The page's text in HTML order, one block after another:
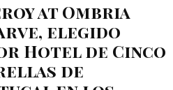
at Ombria
elegido
Hotel de Cinco
de